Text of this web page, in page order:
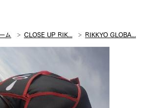
ム CLOSE UP RIK... RIKKYO GLOBA...